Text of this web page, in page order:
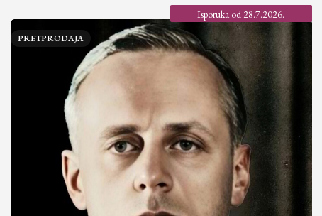
Isporuka od 28.7.2026.
PRETPRODAJA